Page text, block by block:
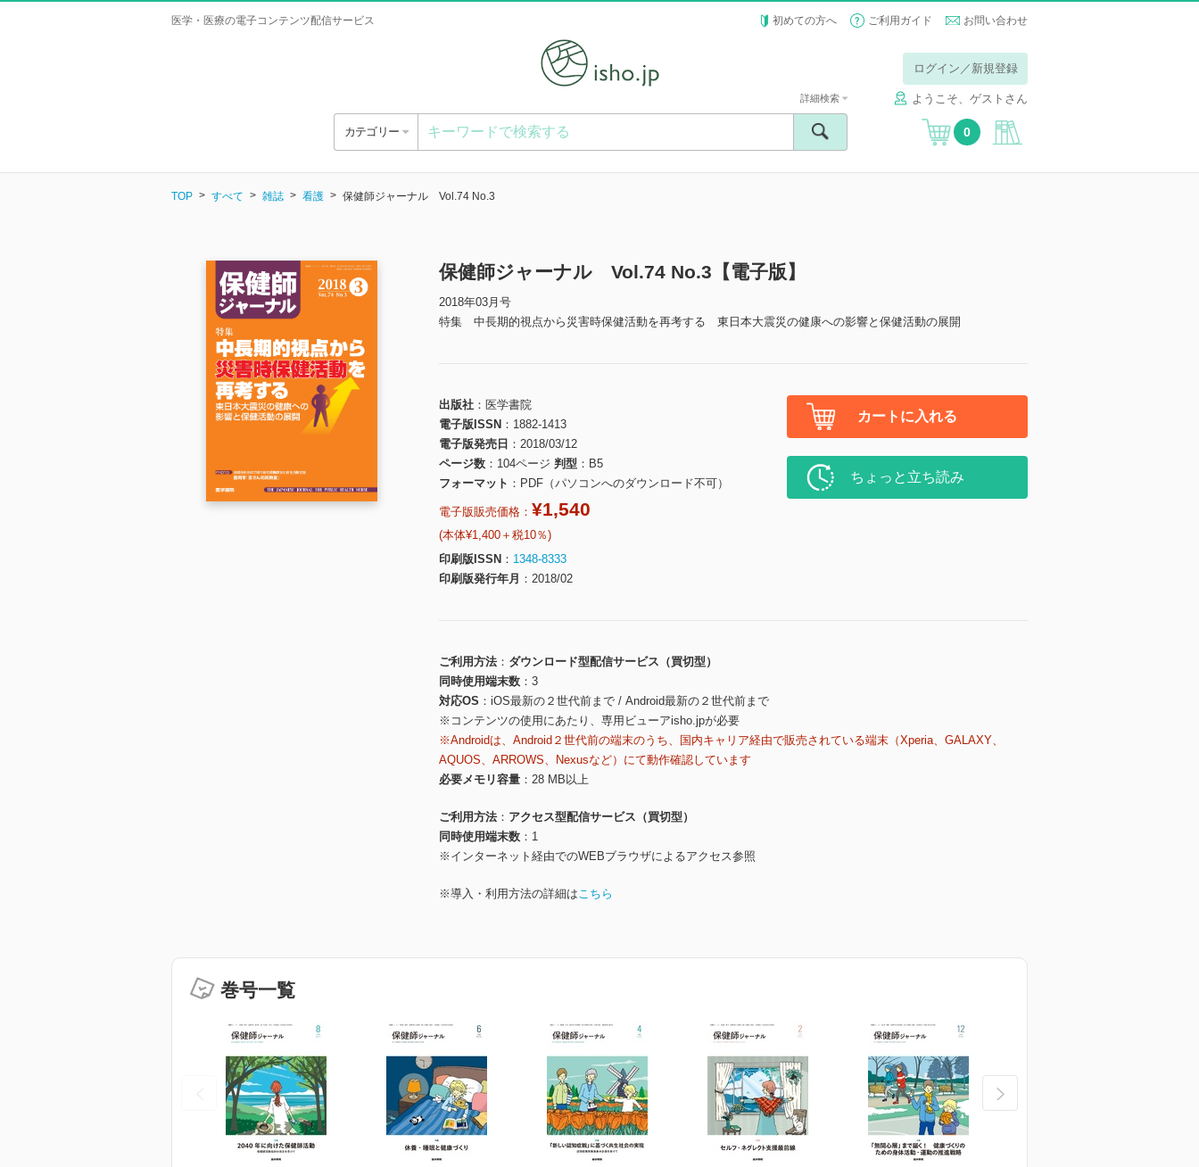
医学・医療の電子コンテンツ配信サービス 初めての方へ ご利用ガイド お問い合わせ
ログイン／新規登録
ようこそ、ゲストさん
カテゴリー
詳細検索
0
TOP すべて 雑誌 看護 保健師ジャーナル Vol.74 No.3
保健師ジャーナル Vol.74 No.3【電子版】
2018年03月号
特集 中長期的視点から災害時保健活動を再考する 東日本大震災の健康への影響と保健活動の展開
出版社
医学書院
電子版ISSN
1882-1413
電子版発売日
2018/03/12
ページ数
104ページ 判型
B5
フォーマット
PDF（パソコンへのダウンロード不可）
電子版販売価格： ¥1,540
(本体¥1,400＋税10％)
印刷版ISSN
1348-8333
印刷版発行年月
2018/02
カートに入れる
ちょっと立ち読み
ご利用方法
ダウンロード型配信サービス（買切型）
同時使用端末数
3
対応OS
iOS最新の２世代前まで / Android最新の２世代前まで
※コンテンツの使用にあたり、専用ビューアisho.jpが必要
※Androidは、Android２世代前の端末のうち、国内キャリア経由で販売されている端末（Xperia、GALAXY、
AQUOS、ARROWS、Nexusなど）にて動作確認しています
必要メモリ容量
28 MB以上
ご利用方法
アクセス型配信サービス（買切型）
同時使用端末数
1
※インターネット経由でのWEBブラウザによるアクセス参照
※導入・利用方法の詳細はこちら
巻号一覧